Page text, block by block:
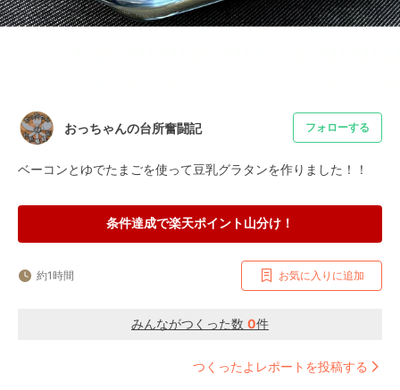
おっちゃんの台所奮闘記 フォローする
ベーコンとゆでたまごを使って豆乳グラタンを作りました！！
条件達成で楽天ポイント山分け！
約1時間 お気に入りに追加
みんながつくった数 0件
つくったよレポートを投稿する